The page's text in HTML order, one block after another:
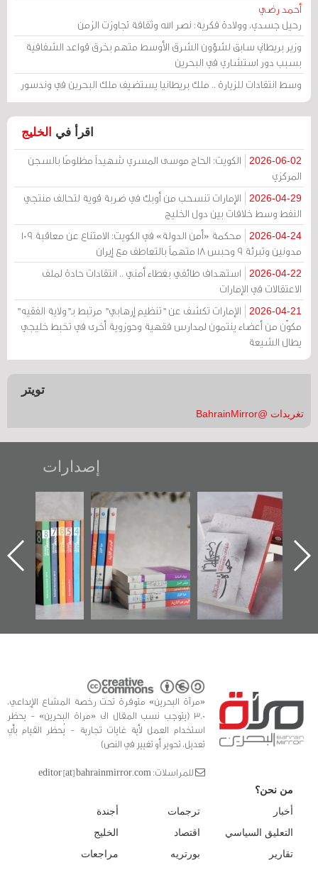
أحمد رضي
رحيل جسدي، وولادة فكرية: نصر الله وثقافة تجاوزت الزمن
وزير بريطاني سابق لشؤون الشرق الأوسط متهم بخرق قواعد الشفافية
بسبب دور استشاري في البحرين
وسط انتقادات للزيارة .. ملك بريطانيا يستضيف ملك البحرين في وندسور
اقرأ في الخليج
2026-06-02
الكويت: الحاج موسى المسري شهيداً مظلومًا بالسجن
المركزي
2026-04-29
الإمارات تنسحب من أوبك في ضربة قوية لتحالف منتجي
النفط وسط خلافات بين دول الخليج
2026-04-24
محكمة «أمن الدولة» في الكويت: الامتناع عن معاقبة 109
مدونين وتبرئة 9 وحبس 18 متهماً بالتعاطف مع إيران
2026-04-22
استهداف طائفي بغطاء أمني .. انتقادات حادة لملف
الاعتقالات في الإمارات
2026-04-21
الإمارات تكشف عن "تنظيم إرهابي" مرتبط بـ"ولاية الفقيه"
مكوّن من أعضاء ينتمون لمدارس فقهية وحوزوية أخرى في تخبط خليجي
يطال الشيعة
تويتر
تغريدات @BahrainMirror
إصدارات
"حماة الباب الأخير":
الإصدار الأول عن
اعتصام الدراز
وأحداث ساحة
الفداء لمركز أوال
للدراسات والتوثيق
تصنيف موضوعي
للوثائق البريطانية
يقدمه «مركز أوال»
في سلسلة من 5
كتب
تصدر حصاد
الساحات 2019
«مرآة البحرين» متوفرة تحت رخصة المشاع الإبداعي،
3.0 (يتوجب نسب المقال الى «مراة البحرين» - يحظر
استخدام العمل لأية غايات تجارية - يُحظر القيام بأي
تعديل، تحوير أو تغيير في النص)
للمراسلات: editor [at] bahrainmirror.com
من نحن؟
أخبار
التعليق السياسي
تقارير
ترجمات
اقتصاد
بورتريه
أجندة
الخليج
مراجعات